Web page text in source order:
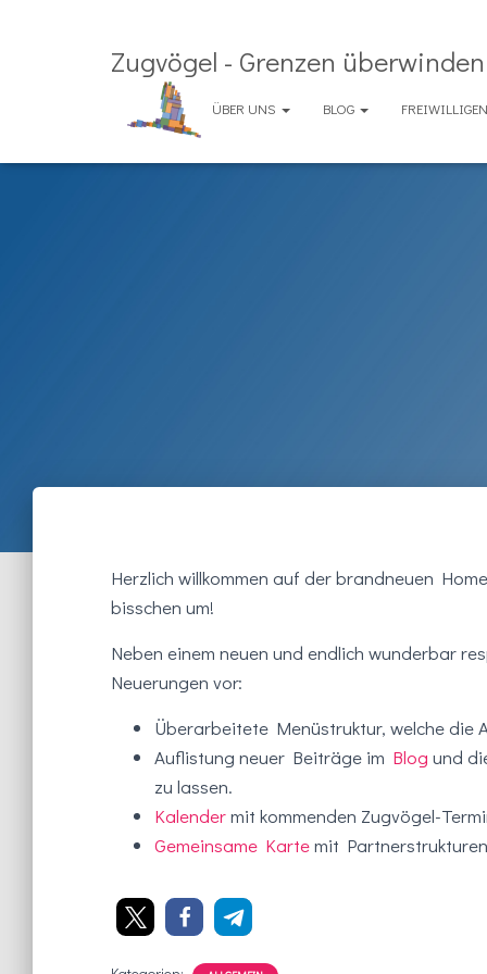
Zugvögel - Grenzen überwinden
ÜBER UNS BLOG
Herzlich willkommen auf der brandneuen
bisschen um!
Neben einem neuen und endlich wunderbar
Neuerungen vor:
Überarbeitete Menüstruktur, welche die
Auflistung neuer Beiträge im Blog und
zu lassen.
Kalendermit kommenden Zugvögel-
Gemeinsame Kartemit